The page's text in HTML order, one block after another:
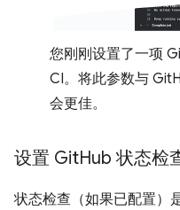
您刚刚设置了一项
CI。将此参数与
会更佳。
设置 GitHub 状态检
状态检查（如果已配置）